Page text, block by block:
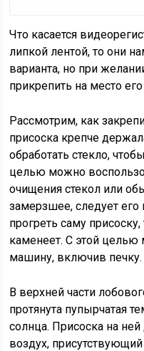
Что касается
липкой лентой, то они
варианта, но при
прикрепить на место его
Рассмотрим, как
присоска крепче
обработать стекло,
целью можно
очищения стекол или
замерзшее, следует
прогреть саму
каменеет. С этой целью
машину, включив печку.
В верхней части
протянута пупырчатая
солнца. Присоска на
воздух,